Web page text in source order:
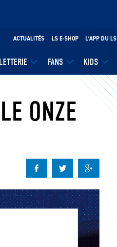
FANS KIDS
ACTUALITÉS LS E-SHOP L’APP DU LS
ONZE